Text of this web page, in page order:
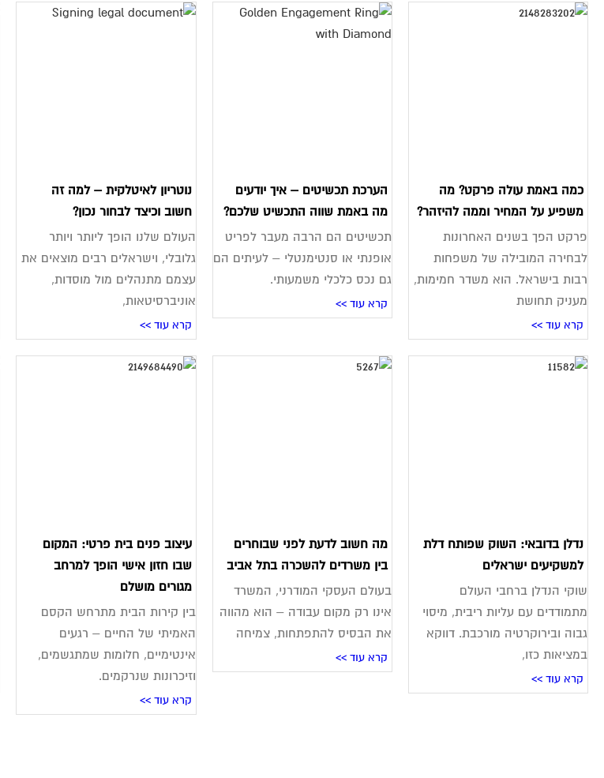
כמה באמת עולה פרקט? מה
משפיע על המחיר וממה להיזהר?
פרקט הפך בשנים האחרונות
לבחירה המובילה של משפחות
רבות בישראל. הוא משדר חמימות,
מעניק תחושת
קרא עוד >>
הערכת תכשיטים – איך יודעים
מה באמת שווה התכשיט שלכם?
תכשיטים הם הרבה מעבר לפריט
אופנתי או סנטימנטלי – לעיתים הם
גם נכס כלכלי משמעותי.
קרא עוד >>
נוטריון לאיטלקית – למה זה
חשוב וכיצד לבחור נכון?
העולם שלנו הופך ליותר ויותר
גלובלי, וישראלים רבים מוצאים את
עצמם מתנהלים מול מוסדות,
אוניברסיטאות,
קרא עוד >>
נדלן בדובאי: השוק שפותח דלת
למשקיעים ישראלים
שוקי הנדלן ברחבי העולם
מתמודדים עם עליות ריבית, מיסוי
גבוה ובירוקרטיה מורכבת. דווקא
במציאות כזו,
קרא עוד >>
מה חשוב לדעת לפני שבוחרים
בין משרדים להשכרה בתל אביב
בעולם העסקי המודרני, המשרד
אינו רק מקום עבודה – הוא מהווה
את הבסיס להתפתחות, צמיחה
קרא עוד >>
עיצוב פנים בית פרטי: המקום
שבו חזון אישי הופך למרחב
מגורים מושלם
בין קירות הבית מתרחש הקסם
האמיתי של החיים – רגעים
אינטימיים, חלומות שמתגשמים,
וזיכרונות שנרקמים.
קרא עוד >>